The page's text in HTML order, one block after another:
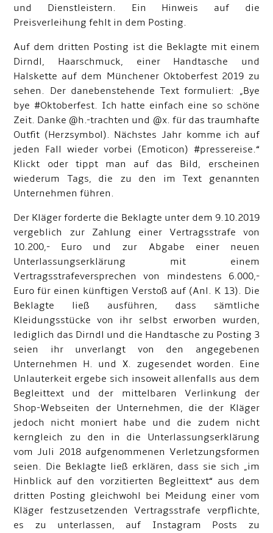
und Dienstleistern. Ein Hinweis auf die
Preisverleihung fehlt in dem Posting.
Auf dem dritten Posting ist die Beklagte mit einem
Dirndl, Haarschmuck, einer Handtasche und
Halskette auf dem Münchener Oktoberfest 2019 zu
sehen. Der danebenstehende Text formuliert: „Bye
bye #Oktoberfest. Ich hatte einfach eine so schöne
Zeit. Danke @h.-trachten und @x. für das traumhafte
Outfit (Herzsymbol). Nächstes Jahr komme ich auf
jeden Fall wieder vorbei (Emoticon) #pressereise.“
Klickt oder tippt man auf das Bild, erscheinen
wiederum Tags, die zu den im Text genannten
Unternehmen führen.
Der Kläger forderte die Beklagte unter dem 9.10.2019
vergeblich zur Zahlung einer Vertragsstrafe von
10.200,- Euro und zur Abgabe einer neuen
Unterlassungserklärung mit einem
Vertragsstrafeversprechen von mindestens 6.000,-
Euro für einen künftigen Verstoß auf (Anl. K 13). Die
Beklagte ließ ausführen, dass sämtliche
Kleidungsstücke von ihr selbst erworben wurden,
lediglich das Dirndl und die Handtasche zu Posting 3
seien ihr unverlangt von den angegebenen
Unternehmen H. und X. zugesendet worden. Eine
Unlauterkeit ergebe sich insoweit allenfalls aus dem
Begleittext und der mittelbaren Verlinkung der
Shop-Webseiten der Unternehmen, die der Kläger
jedoch nicht moniert habe und die zudem nicht
kerngleich zu den in die Unterlassungserklärung
vom Juli 2018 aufgenommenen Verletzungsformen
seien. Die Beklagte ließ erklären, dass sie sich „im
Hinblick auf den vorzitierten Begleittext“ aus dem
dritten Posting gleichwohl bei Meidung einer vom
Kläger festzusetzenden Vertragsstrafe verpflichte,
es zu unterlassen, auf Instagram Posts zu